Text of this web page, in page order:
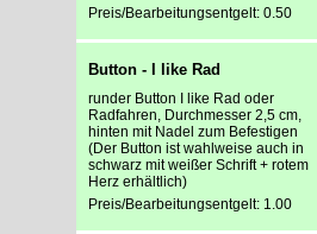
Preis/Bearbeitungsentgelt: 0.50
Button - I like Rad
runder Button I like Rad oder
Radfahren, Durchmesser 2,5 cm,
hinten mit Nadel zum Befestigen
(Der Button ist wahlweise auch in
schwarz mit weißer Schrift + rotem
Herz erhältlich)
Preis/Bearbeitungsentgelt: 1.00